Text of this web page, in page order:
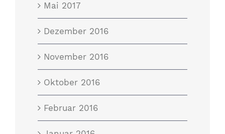
Mai 2017
Dezember 2016
November 2016
Oktober 2016
Februar 2016